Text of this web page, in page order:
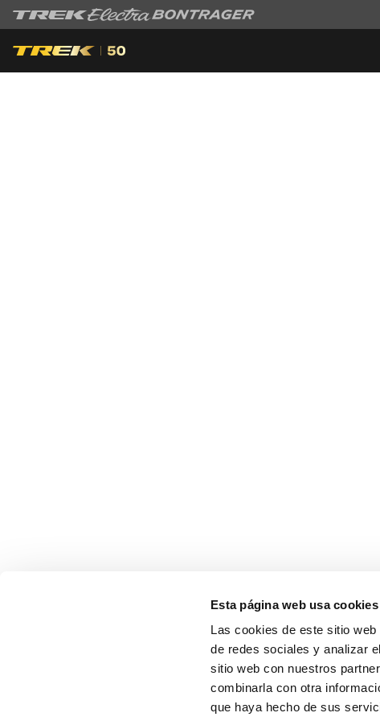
Esta página web usa cookies
Las cookies de este sitio
de redes sociales y analizar
sitio web con nuestros
combinarla con otra
que haya hecho de sus